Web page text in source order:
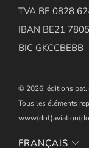
TVA BE 0828
IBAN BE21
BIC GKCCBEBB
© 2026, éditions
Tous les éléments
FRANÇAIS